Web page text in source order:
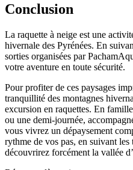
Conclusion
La raquette à neige est une
hivernale des Pyrénées. En
sorties organisées par
votre aventure en toute sécurité.
Pour profiter de ces paysages
tranquillité des montagnes
excursion en raquettes. En
ou une demi-journée,
vous vivrez un dépaysement
rythme de vos pas, en suivant les
découvrirez forcément la vallée